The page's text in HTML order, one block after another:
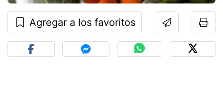
Agregar a los favoritos